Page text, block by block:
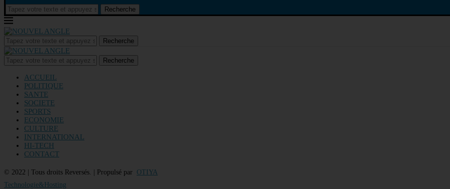
Recherche
Recherche
Recherche
ACCUEIL
POLITIQUE
SANTE
SOCIETE
SPORTS
ECONOMIE
CULTURE
INTERNATIONAL
HI-TECH
CONTACT
© 2022 | Tous droits Reversés. | Propulsé par OTIYA
Technologie&Hosting